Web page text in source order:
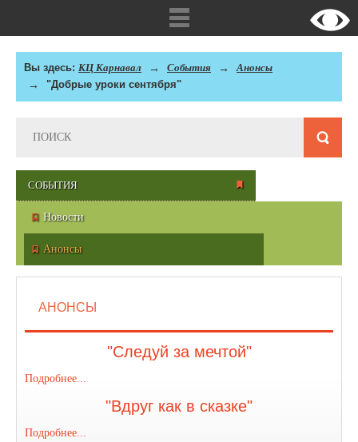
Вы здесь: КЦ Карнавал События
Анонсы
"Добрые уроки сентября"
СОБЫТИЯ
Новости
Анонсы
АНОНСЫ
"Следуй за мечтой"
Подробнее...
"Вдруг как в сказке"
Подробнее...